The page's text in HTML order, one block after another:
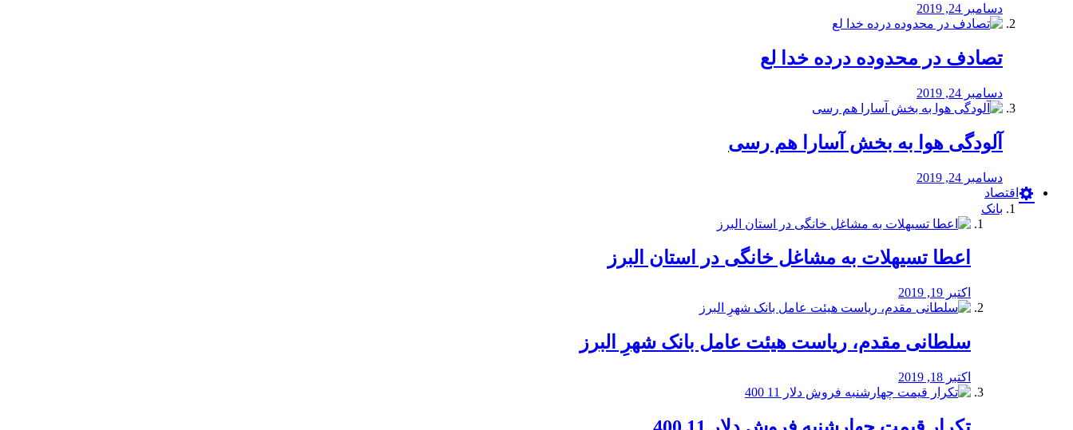
دسامبر 24, 2019
تصادف در محدوده درده خدا لع
دسامبر 24, 2019
آلودگی هوا به بخش آسارا هم رسی
دسامبر 24, 2019
اقتصاد
بانک
️اعطا تسیهلات به مشاغل خانگی در استان البرز
اکتبر 19, 2019
سلطانی مقدم، ریاست هیئت عامل بانک شهرِ البرز
اکتبر 18, 2019